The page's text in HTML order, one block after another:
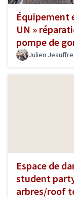
Équipement
UN »
pompe de
Julien Jeauffre
Espace de
student
arbres/roof